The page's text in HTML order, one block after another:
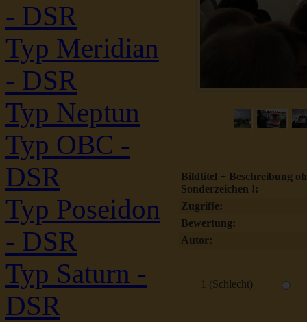
- DSR
Typ Meridian
- DSR
Typ Neptun
Typ OBC -
DSR
Typ Poseidon
- DSR
Typ Saturn -
DSR
Bildtitel + Beschreibung
Sonderzeichen !:
Zugriffe:
Bewertung:
Autor:
1 (Schlecht)